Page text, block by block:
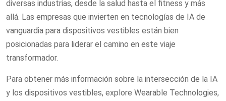
diversas industrias, desde la salud hasta el fitness y más
allá. Las empresas que invierten en tecnologías de IA de
vanguardia para dispositivos vestibles están bien
posicionadas para liderar el camino en este viaje
transformador.
Para obtener más información sobre la intersección de la IA
y los dispositivos vestibles, explore Wearable Technologies,